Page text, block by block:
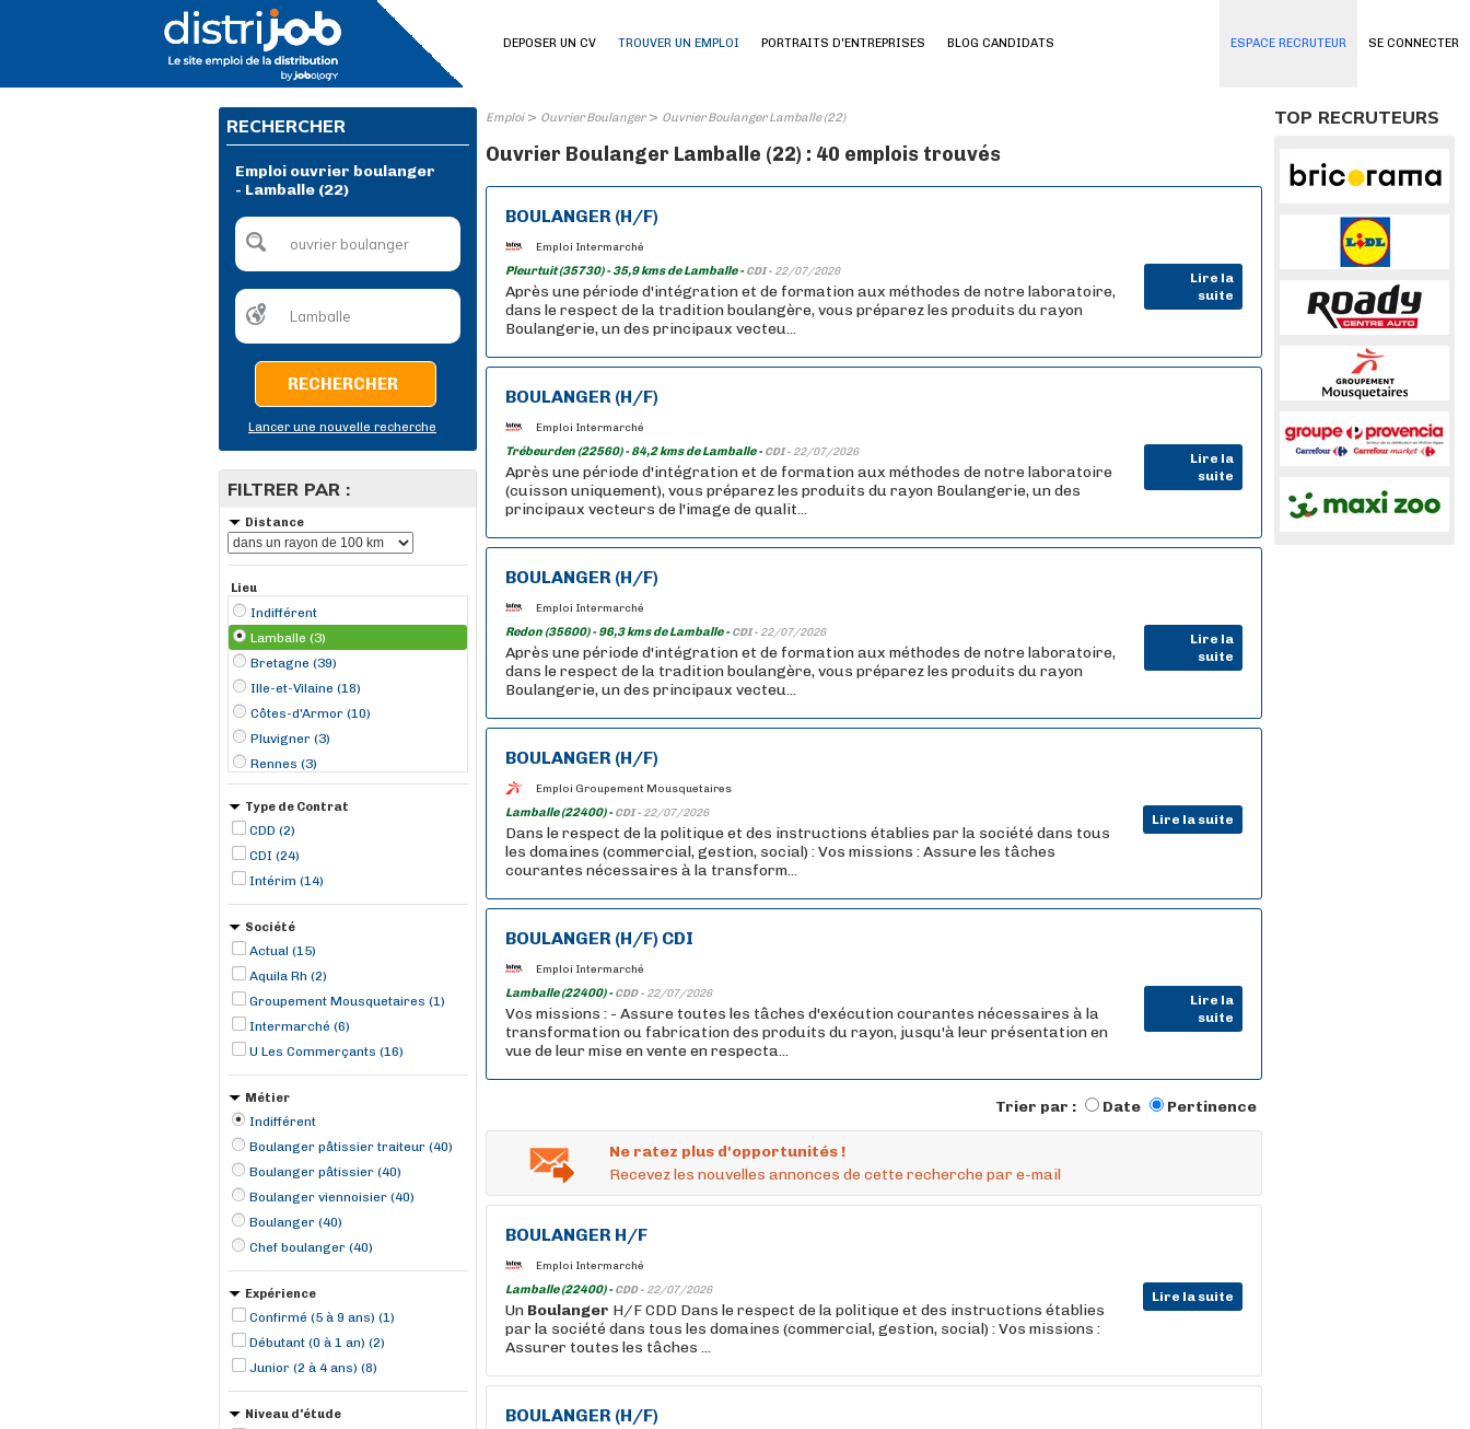
SE CONNECTER
DEPOSER UN CV TROUVER UN EMPLOI PORTRAITS D'ENTREPRISES BLOG CANDIDATS ESPACE RECRUTEUR
RECHERCHER
Emploi ouvrier boulanger
- Lamballe (22)
RECHERCHER
Lancer une nouvelle recherche
FILTRER PAR :
Distance
Lieu
Indifférent
Lamballe (3)
Bretagne (39)
Ille-et-Vilaine (18)
Côtes-d'Armor (10)
Pluvigner (3)
Rennes (3)
Yffiniac (3)
Carentoir (2)
Janzé (2)
Pleurtuit (2)
Rostrenen (2)
Type de Contrat
CDD (2)
CDI (24)
Intérim (14)
Société
Actual (15)
Aquila Rh (2)
Groupement Mousquetaires (1)
Intermarché (6)
U Les Commerçants (16)
Métier
Indifférent
Boulanger pâtissier traiteur (40)
Boulanger pâtissier (40)
Boulanger viennoisier (40)
Boulanger (40)
Chef boulanger (40)
Expérience
Confirmé (5 à 9 ans) (1)
Débutant (0 à 1 an) (2)
Junior (2 à 4 ans) (8)
Niveau d'étude
Emploi> Ouvrier Boulanger> Ouvrier Boulanger Lamballe (22)
Ouvrier Boulanger Lamballe (22) : 40 emplois trouvés
BOULANGER (H/F)
Emploi Intermarché
Pleurtuit (35730) - 35,9 kms de Lamballe -CDI - 22/07/2026
Lire la
suite
Après une période d'intégration et de formation aux méthodes de notre laboratoire,
dans le respect de la tradition boulangère, vous préparez les produits du rayon
Boulangerie, un des principaux vecteu...
BOULANGER (H/F)
Emploi Intermarché
Trébeurden (22560) - 84,2 kms de Lamballe -CDI - 22/07/2026
Lire la
suite
Après une période d'intégration et de formation aux méthodes de notre laboratoire
(cuisson uniquement), vous préparez les produits du rayon Boulangerie, un des
principaux vecteurs de l'image de qualit...
BOULANGER (H/F)
Emploi Intermarché
Redon (35600) - 96,3 kms de Lamballe -CDI - 22/07/2026
Lire la
suite
Après une période d'intégration et de formation aux méthodes de notre laboratoire,
dans le respect de la tradition boulangère, vous préparez les produits du rayon
Boulangerie, un des principaux vecteu...
BOULANGER (H/F)
Emploi Groupement Mousquetaires
Lamballe (22400) -CDI - 22/07/2026 Lire la suite
Dans le respect de la politique et des instructions établies par la société dans tous
les domaines (commercial, gestion, social) : Vos missions : Assure les tâches
courantes nécessaires à la transform...
BOULANGER (H/F) CDI
Emploi Intermarché
Lamballe (22400) -CDD - 22/07/2026
Lire la
suite
Vos missions : - Assure toutes les tâches d'exécution courantes nécessaires à la
transformation ou fabrication des produits du rayon, jusqu'à leur présentation en
vue de leur mise en vente en respecta...
Trier par : Date Pertinence
Ne ratez plus d'opportunités !
Recevez les nouvelles annonces de cette recherche par e-mail
BOULANGER H/F
Emploi Intermarché
Lamballe (22400) -CDD - 22/07/2026 Lire la suite
Un Boulanger H/F CDD Dans le respect de la politique et des instructions établies
par la société dans tous les domaines (commercial, gestion, social) : Vos missions :
Assurer toutes les tâches ...
BOULANGER (H/F)
TOP RECRUTEURS